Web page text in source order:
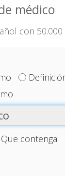
médico
con
Que contenga